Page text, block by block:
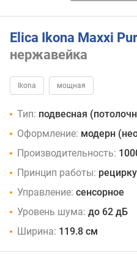
Elica Ikona Maxxi
нержавейка
Ikona мощная
Тип: подвесная
Оформление: модерн
Производительность:
Принцип работы:
Управление: сенсорное
Уровень шума: до 62 дБ
Ширина: 119.8 см